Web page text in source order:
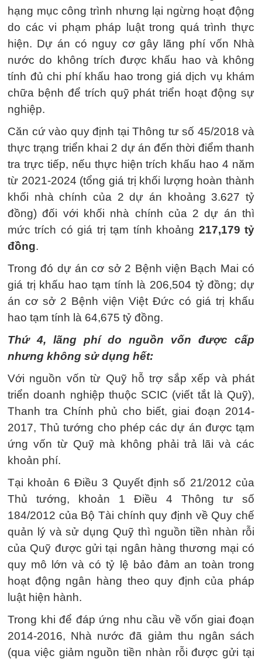
hạng mục công trình nhưng lại ngừng hoạt động
do các vi phạm pháp luật trong quá trình thực
hiện. Dự án có nguy cơ gây lãng phí vốn Nhà
nước do không trích được khấu hao và không
tính đủ chi phí khấu hao trong giá dịch vụ khám
chữa bệnh để trích quỹ phát triển hoạt động sự
nghiệp.
Căn cứ vào quy định tại Thông tư số 45/2018 và
thực trạng triển khai 2 dự án đến thời điểm thanh
tra trực tiếp, nếu thực hiện trích khấu hao 4 năm
từ 2021-2024 (tổng giá trị khối lượng hoàn thành
khối nhà chính của 2 dự án khoảng 3.627 tỷ
đồng) đối với khối nhà chính của 2 dự án thì
mức trích có giá trị tạm tính khoảng 217,179 tỷ
đồng.
Trong đó dự án cơ sở 2 Bệnh viện Bạch Mai có
giá trị khấu hao tạm tính là 206,504 tỷ đồng; dự
án cơ sở 2 Bệnh viện Việt Đức có giá trị khấu
hao tạm tính là 64,675 tỷ đồng.
Thứ 4, lãng phí do nguồn vốn được cấp
nhưng không sử dụng hết:
Với nguồn vốn từ Quỹ hỗ trợ sắp xếp và phát
triển doanh nghiệp thuộc SCIC (viết tắt là Quỹ),
Thanh tra Chính phủ cho biết, giai đoạn 2014-
2017, Thủ tướng cho phép các dự án được tạm
ứng vốn từ Quỹ mà không phải trả lãi và các
khoản phí.
Tại khoản 6 Điều 3 Quyết định số 21/2012 của
Thủ tướng, khoản 1 Điều 4 Thông tư số
184/2012 của Bộ Tài chính quy định về Quy chế
quản lý và sử dụng Quỹ thì nguồn tiền nhàn rỗi
của Quỹ được gửi tại ngân hàng thương mại có
quy mô lớn và có tỷ lệ bảo đảm an toàn trong
hoạt động ngân hàng theo quy định của pháp
luật hiện hành.
Trong khi để đáp ứng nhu cầu về vốn giai đoạn
2014-2016, Nhà nước đã giảm thu ngân sách
(qua việc giảm nguồn tiền nhàn rỗi được gửi tại